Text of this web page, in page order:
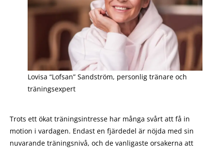
Lovisa “Lofsan” Sandström, personlig tränare och
träningsexpert
Trots ett ökat träningsintresse har många svårt att få in
motion i vardagen. Endast en fjärdedel är nöjda med sin
nuvarande träningsnivå, och de vanligaste orsakerna att